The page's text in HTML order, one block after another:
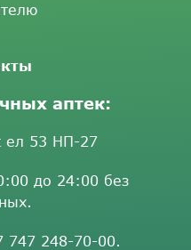
аптек:
ел 53 НП-27
до 24:00 без
747 248-70-00.